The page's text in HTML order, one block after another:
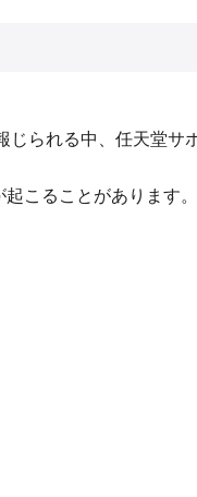
じられる中、任天堂サ
こることがありま